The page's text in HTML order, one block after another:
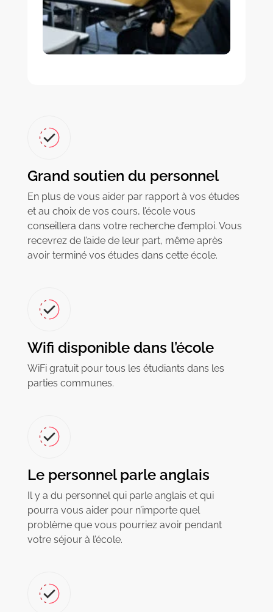
Grand soutien du personnel
En plus de vous aider par rapport à vos études
et au choix de vos cours, l’école vous
conseillera dans votre recherche d’emploi. Vous
recevrez de l’aide de leur part, même après
avoir terminé vos études dans cette école.
Wifi disponible dans l’école
WiFi gratuit pour tous les étudiants dans les
parties communes.
Le personnel parle anglais
Il y a du personnel qui parle anglais et qui
pourra vous aider pour n’importe quel
problème que vous pourriez avoir pendant
votre séjour à l’école.